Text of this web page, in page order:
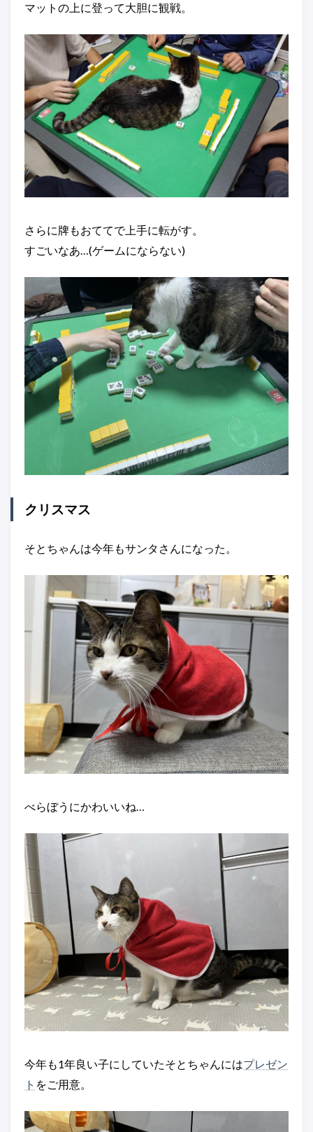
マットの上に登って大胆に観戦。
さらに牌もおててで上手に転がす。
すごいなあ…(ゲームにならない)
クリスマス
そとちゃんは今年もサンタさんになった。
べらぼうにかわいいね…
今年も1年良い子にしていたそとちゃんにはプレゼン
ト をご用意。